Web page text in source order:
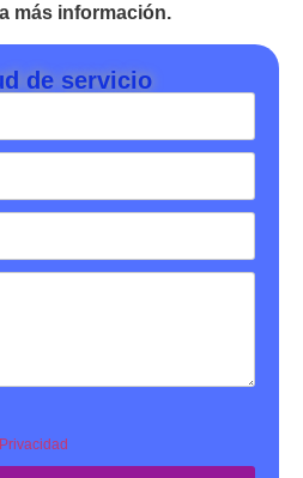
más información.
de servicio